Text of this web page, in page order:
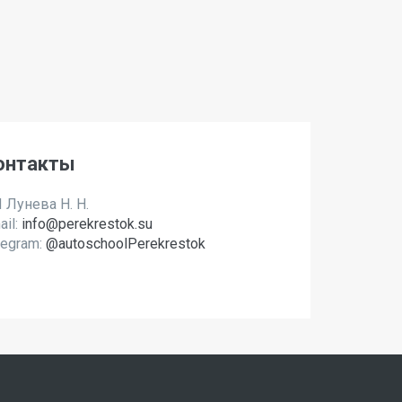
Н. Н.
info@perekrestok.su
@autoschoolPerekrestok